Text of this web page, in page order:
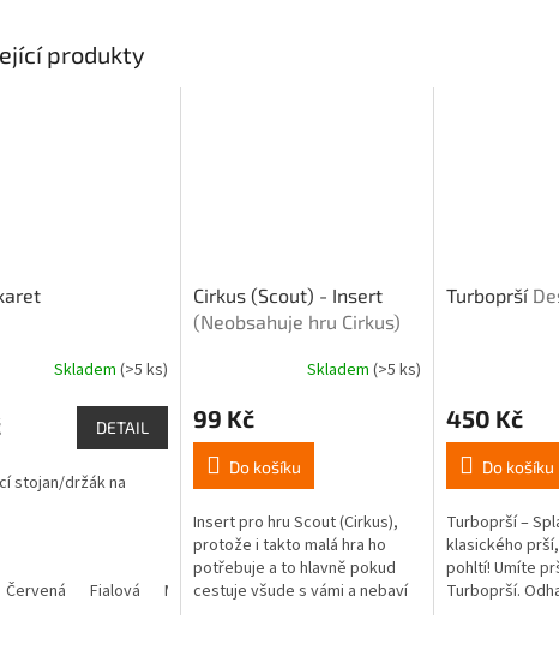
produkty
Skladem (>5 ks)
DETAIL
stojan/držák na
Červená Fialová Modrá Oranžová Zelená Žlutá
Cirkus (Scout) - Insert
(Neobsahuje hru Cirkus)
produktu
je
4,8
z
hvězdiček.
Skladem (>5 ks)
99 Kč
Do košíku
Insert pro hru Scout (Cirkus),
protože i takto malá hra ho
potřebuje a to hlavně pokud
cestuje všude s vámi a nebaví
Turboprší
produktu
je
3,7
z
hvězdiček.
450 Kč
Do košíku
Turboprší –
klasického
pohltí! Umíte
Turboprší.